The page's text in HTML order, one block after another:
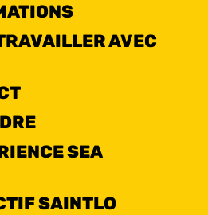
AVEC
SEA
SAINTLO